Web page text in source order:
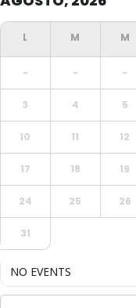
- - -
3 4 5
10 11 12
17 18 19
24 25 26
31
NO EVENTS